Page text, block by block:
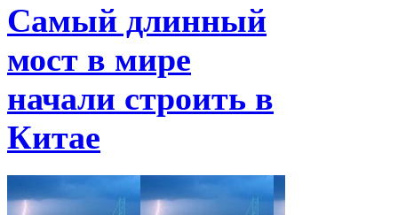
Самый длинный
мост в мире
начали строить в
Китае